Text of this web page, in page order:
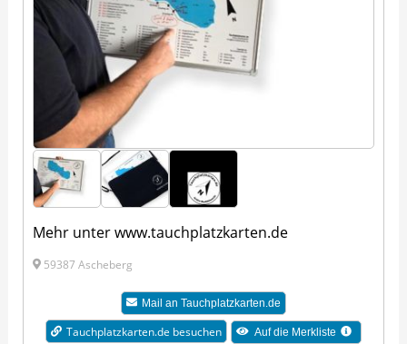
Mehr unter www.tauchplatzkarten.de
59387 Ascheberg
Mail an Tauchplatzkarten.de
Tauchplatzkarten.de besuchen Auf die Merkliste